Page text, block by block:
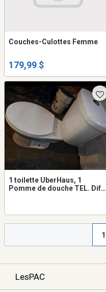
Couches-Culottes Femme
179,99 $
1 toilette UberHaus, 1
Pomme de douche TEL. Diff.
1
LesPAC